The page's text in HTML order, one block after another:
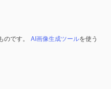
です。 AI画像生成ツールを使う